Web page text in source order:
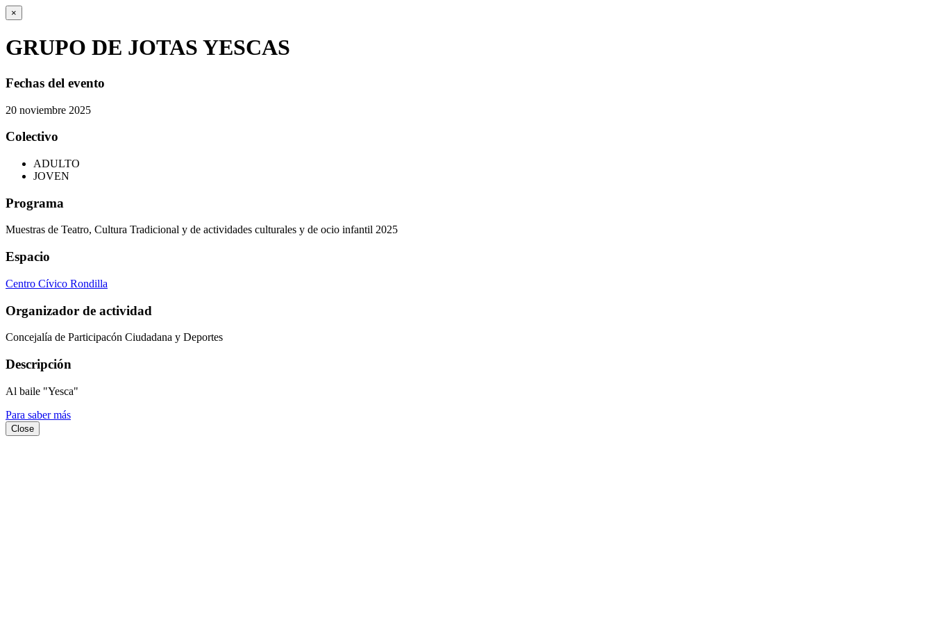
×
GRUPO DE JOTAS YESCAS
Fechas del evento
20 noviembre 2025
Colectivo
ADULTO
JOVEN
Programa
Muestras de Teatro, Cultura Tradicional y de actividades culturales y de ocio infantil 2025
Espacio
Centro Cívico Rondilla
Organizador de actividad
Concejalía de Participacón Ciudadana y Deportes
Descripción
Al baile "Yesca"
Para saber más
Close